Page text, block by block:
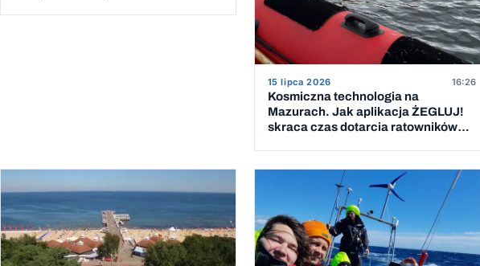
15 lipca 2026 16:26
Kosmiczna technologia na
Mazurach. Jak aplikacja ŻEGLUJ!
skraca czas dotarcia ratowników